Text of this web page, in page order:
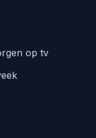
op tv